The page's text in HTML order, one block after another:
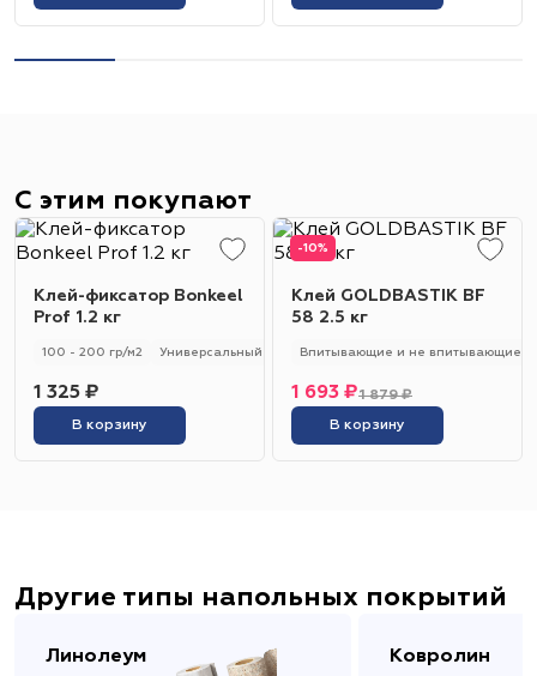
С этим покупают
Клей-фиксатор Bonkeel
Prof 1.2 кг
100 - 200 гр/м2 Универсальный
1 325 ₽
В корзину
-10%
Клей GOLDBASTIK BF
58 2.5 кг
Впитывающие и не впитывающие
1 879 ₽
1 693 ₽
В корзину
Другие типы напольных покрытий
Линолеум Ковролин